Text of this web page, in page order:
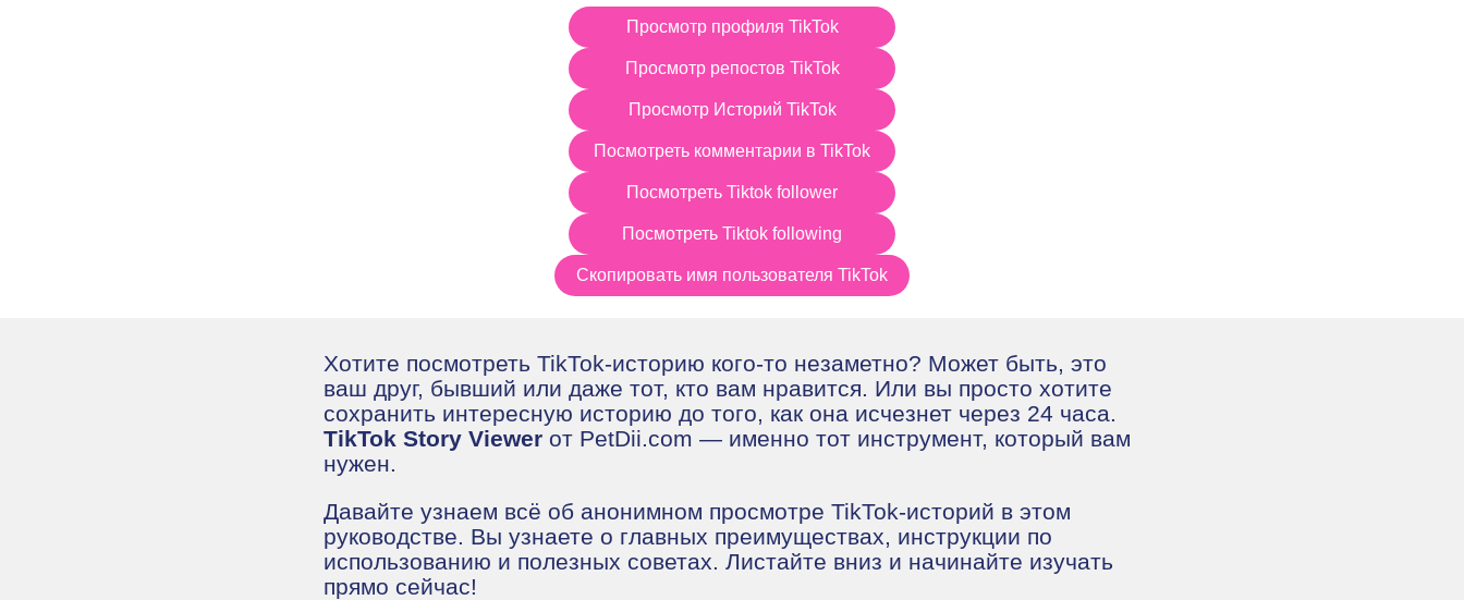
Просмотр профиля TikTok
Просмотр репостов TikTok
Просмотр Историй TikTok
Посмотреть комментарии в TikTok
Посмотреть Tiktok follower
Посмотреть Tiktok following
Скопировать имя пользователя TikTok
Хотите посмотреть TikTok-историю кого-то незаметно? Может быть, это
ваш друг, бывший или даже тот, кто вам нравится. Или вы просто хотите
сохранить интересную историю до того, как она исчезнет через 24 часа.
TikTok Story Viewer от PetDii.com — именно тот инструмент, который вам
нужен.
Давайте узнаем всё об анонимном просмотре TikTok-историй в этом
руководстве. Вы узнаете о главных преимуществах, инструкции по
использованию и полезных советах. Листайте вниз и начинайте изучать
прямо сейчас!